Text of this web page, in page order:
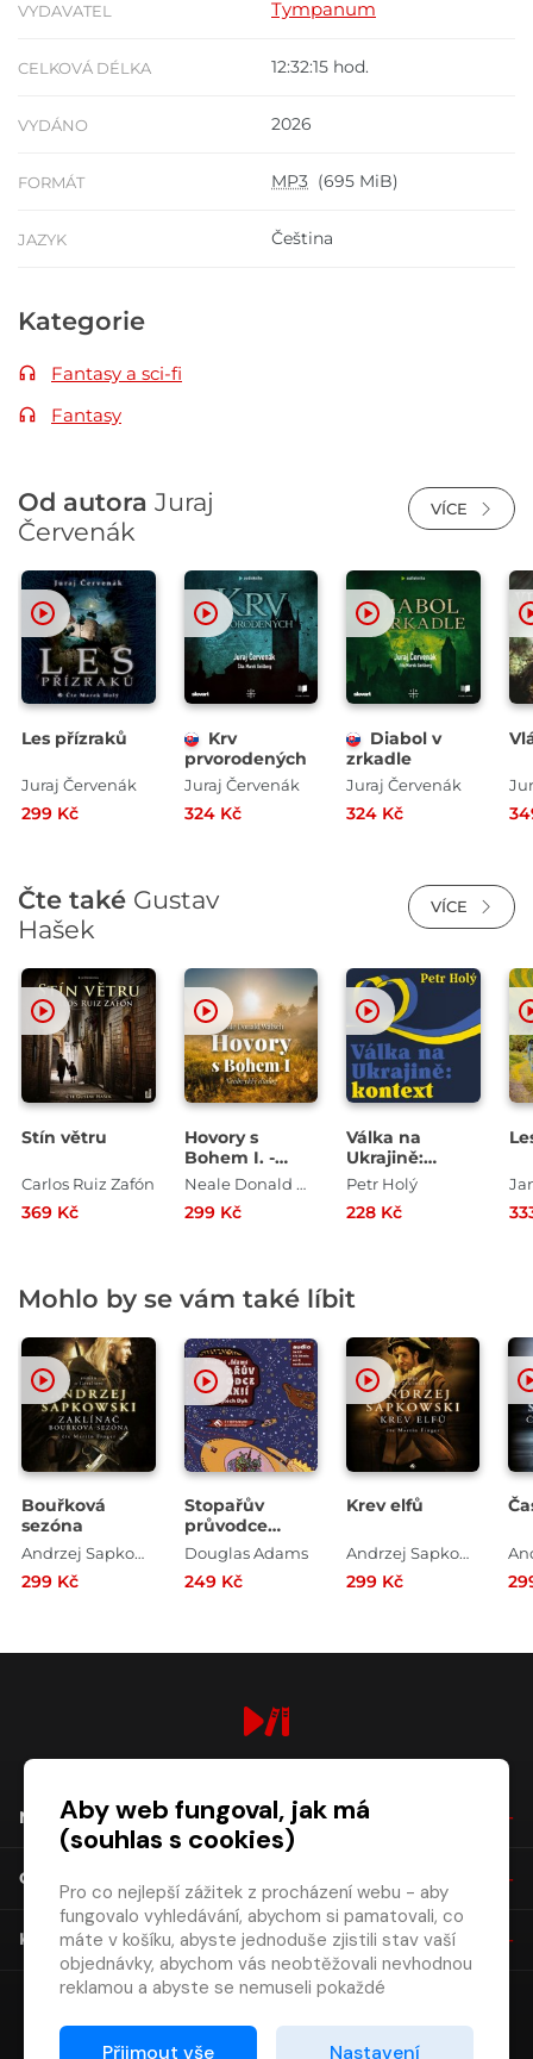
VYDAVATEL Tympanum
CELKOVÁ DÉLKA 12:32:15 hod.
VYDÁNO 2026
FORMÁT MP3 (695 MiB)
JAZYK Čeština
Kategorie
Fantasy a sci-fi
Fantasy
Od autora Juraj
Červenák
VÍCE
Les přízraků
Juraj Červenák
299 Kč
Krv
prvorodených
Juraj Červenák
324 Kč
Diabol v
zrkadle
Juraj Červenák
324 Kč
Čte také Gustav
Hašek
VÍCE
Stín větru
Carlos Ruiz Zafón
369 Kč
Hovory s
Bohem I. -
Neobvyklý
Neale Donald Walsch
299 Kč
Válka na
Ukrajině:
kontext
Petr Holý
228 Kč
Mohlo by se vám také líbit
Bouřková
sezóna
Andrzej Sapkowski
299 Kč
Stopařův
průvodce
galaxií
Douglas Adams
249 Kč
Krev elfů
Andrzej Sapkowski
299 Kč
NÁKUP
O SPOLEČNOSTI
KONTAKT
Aby web fungoval, jak má
(souhlas s cookies)
Pro co nejlepší zážitek z procházení webu - aby
fungovalo vyhledávání, abychom si pamatovali, co
máte v košíku, abyste jednoduše zjistili stav vaší
objednávky, abychom vás neobtěžovali nevhodnou
reklamou a abyste se nemuseli pokaždé
Proto od vás potřebujeme souhlas se
Přijmout vše Nastavení